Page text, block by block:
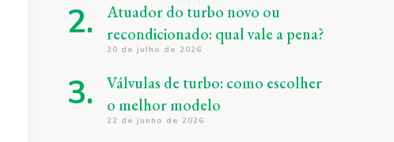
Atuador do turbo novo ou
recondicionado: qual vale a pena?
20 de julho de 2026
Válvulas de turbo: como escolher
o melhor modelo
22 de junho de 2026